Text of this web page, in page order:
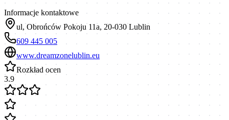
Informacje kontaktowe
ul, Obrońców Pokoju 11a, 20-030 Lublin
609 445 005
www.dreamzonelublin.eu
Rozkład ocen
3.9